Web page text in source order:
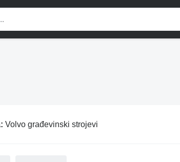
Volvo građevinski strojevi